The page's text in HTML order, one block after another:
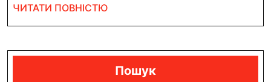
ЧИТАТИ ПОВНІСТЮЧИТАТИ
Пошук